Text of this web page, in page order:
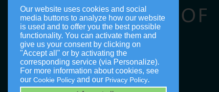
Our website uses cookies and social
media buttons to analyze how our website
is used and to offer you the best possible
functionality. You can activate them and
give us your consent by clicking on
"Accept all" or by activating the
corresponding service (via Personalize).
For more information about cookies, see
our Cookie Policy and our Privacy Policy.